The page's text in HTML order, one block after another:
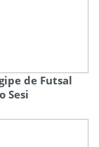
de Futsal
Sesi